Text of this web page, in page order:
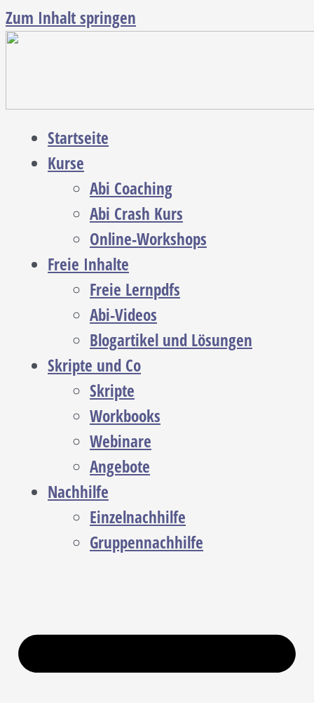
Zum Inhalt springen
Startseite
Kurse
Abi Coaching
Abi Crash Kurs
Online-Workshops
Freie Inhalte
Freie Lernpdfs
Abi-Videos
Blogartikel und Lösungen
Skripte und Co
Skripte
Workbooks
Webinare
Angebote
Nachhilfe
Einzelnachhilfe
Gruppennachhilfe